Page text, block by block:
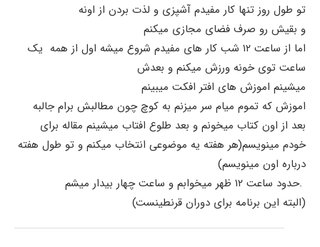
تو طول روز تنها کار مفیدم آشپزی و لذت بردن از اونه
و بقیش رو صرف فضای مجازی میکنم
اما از ساعت ۱۲ شب کار های مفیدم شروع میشه اول از همه یک
ساعت توی خونه ورزش میکنم و بعدش
میشینم اموزش های افتر افکت میبینم
اموزش که تموم میام سر میزنم به کوچ چون مطالبش برام جالبه
بعد از اون کتاب میخونم و بعد طلوع افتاب میشینم مقاله برای
خودم مینویسم(هر هفته یه موضوعی انتخاب میکنم و تو طول هفته
درباره اون مینویسم)
.حدود ساعت ۱۲ ظهر میخوابم و ساعت چهار بیدار میشم
(البته این برنامه برای دوران قرنطینست)